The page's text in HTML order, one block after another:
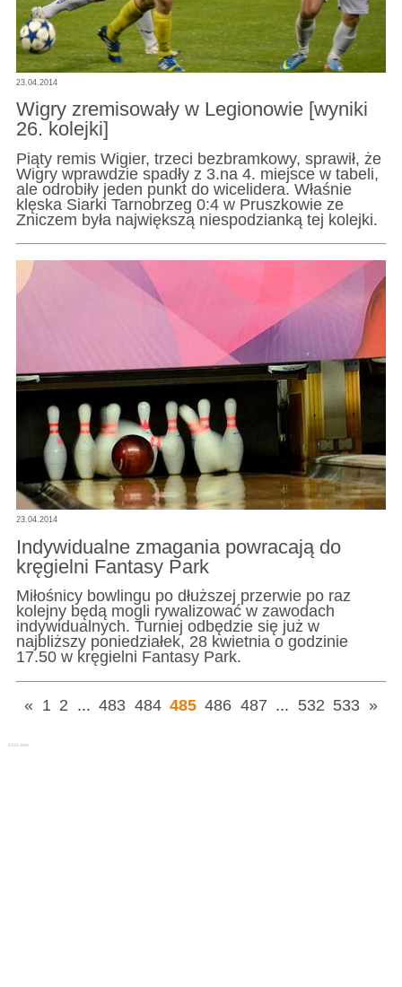
23.04.2014
Wigry zremisowały w Legionowie [wyniki
26. kolejki]
Piąty remis Wigier, trzeci bezbramkowy, sprawił, że
Wigry wprawdzie spadły z 3.na 4. miejsce w tabeli,
ale odrobiły jeden punkt do wicelidera. Właśnie
klęska Siarki Tarnobrzeg 0:4 w Pruszkowie ze
Zniczem była największą niespodzianką tej kolejki.
23.04.2014
Indywidualne zmagania powracają do
kręgielni Fantasy Park
Miłośnicy bowlingu po dłuższej przerwie po raz
kolejny będą mogli rywalizować w zawodach
indywidualnych. Turniej odbędzie się już w
najbliższy poniedziałek, 28 kwietnia o godzinie
17.50 w kręgielni Fantasy Park.
« 1 2 ... 483 484 485 486 487 ... 532 533 »